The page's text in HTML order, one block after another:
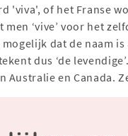
'viva', of het Franse
‘vive’ voor het
dat de naam
dus ‘de
Australie en Canada.